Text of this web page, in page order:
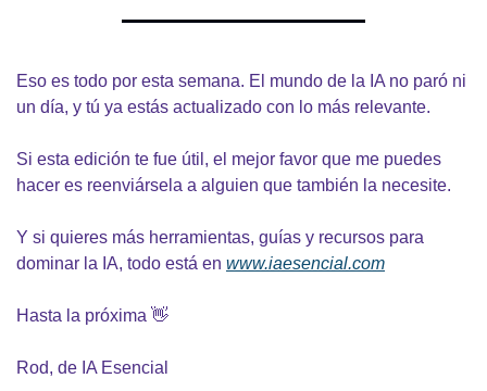
Eso es todo por esta semana. El mundo de la IA no paró ni
un día, y tú ya estás actualizado con lo más relevante.
Si esta edición te fue útil, el mejor favor que me puedes
hacer es reenviársela a alguien que también la necesite.
Y si quieres más herramientas, guías y recursos para
dominar la IA, todo está en www.iaesencial.com
Hasta la próxima 👋
Rod, de IA Esencial